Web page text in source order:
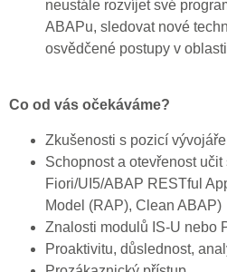
neustále rozvíjet své
ABAPu, sledovat nové
osvědčené postupy v
Co od vás očekáváme?
Zkušenosti s pozicí
Schopnost a otevřenost
Fiori/UI5/ABAP RESTful
Model (RAP), Clean ABAP)
Znalosti modulů IS-U nebo
Proaktivitu, důslednost,